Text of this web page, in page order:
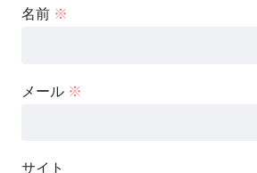
名前 ※
メール ※
サイト